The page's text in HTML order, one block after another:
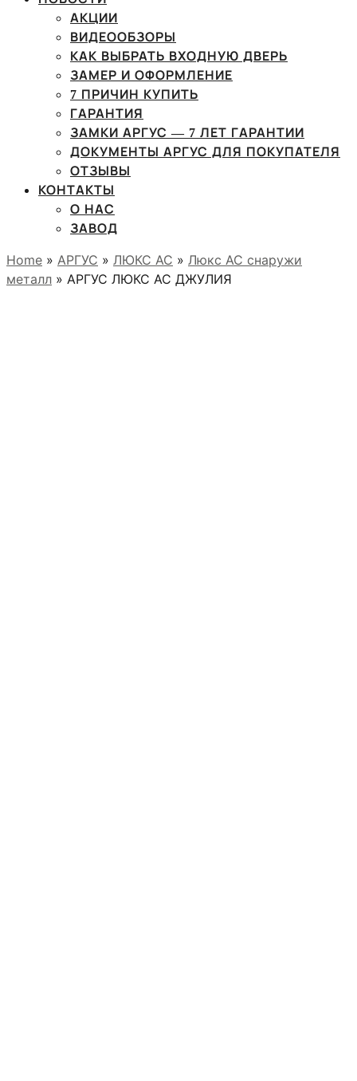
АКЦИИ
ВИДЕООБЗОРЫ
КАК ВЫБРАТЬ ВХОДНУЮ ДВЕРЬ
ЗАМЕР И ОФОРМЛЕНИЕ
7 ПРИЧИН КУПИТЬ
ГАРАНТИЯ
ЗАМКИ АРГУС — 7 ЛЕТ ГАРАНТИИ
ДОКУМЕНТЫ АРГУС ДЛЯ ПОКУПАТЕЛЯ
ОТЗЫВЫ
КОНТАКТЫ
О НАС
ЗАВОД
Home » АРГУС » ЛЮКС АС » Люкс АС снаружи
металл » АРГУС ЛЮКС АС ДЖУЛИЯ